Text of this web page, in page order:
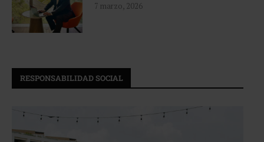
7 marzo, 2026
RESPONSABILIDAD SOCIAL